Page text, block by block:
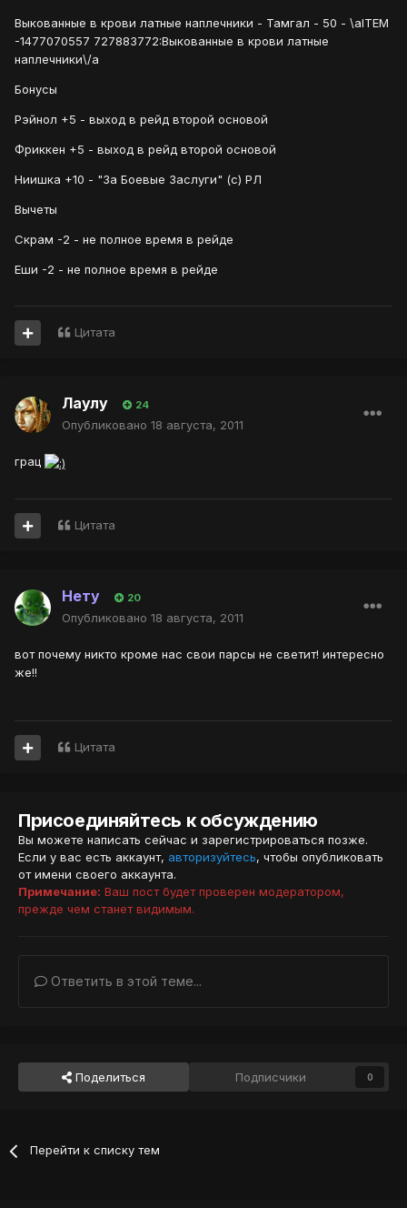
Выкованные в крови латные наплечники - Тамгал - 50 - \aITEM
-1477070557 727883772:Выкованные в крови латные
наплечники\/a
Бонусы
Рэйнол +5 - выход в рейд второй основой
Фриккен +5 - выход в рейд второй основой
Ниишка +10 - "За Боевые Заслуги" (с) РЛ
Вычеты
Скрам -2 - не полное время в рейде
Еши -2 - не полное время в рейде
Цитата
Лаулу 24
Опубликовано 18 августа, 2011
грац
Цитата
Нету 20
Опубликовано 18 августа, 2011
вот почему никто кроме нас свои парсы не светит! интересно
же!!
Цитата
Присоединяйтесь к обсуждению
Вы можете написать сейчас и зарегистрироваться позже.
Если у вас есть аккаунт, авторизуйтесь, чтобы опубликовать
от имени своего аккаунта.
Примечание: Ваш пост будет проверен модератором,
прежде чем станет видимым.
Ответить в этой теме...
Поделиться Подписчики 0
Перейти к списку тем